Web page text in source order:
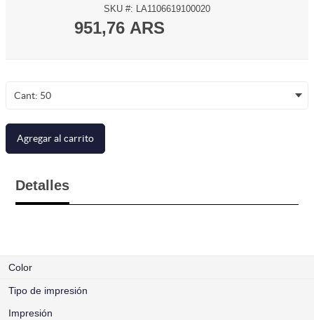
SKU #: LA1106619100020
951,76 ARS
Cant: 50
Agregar al carrito
Detalles
Color
Tipo de impresión
Impresión